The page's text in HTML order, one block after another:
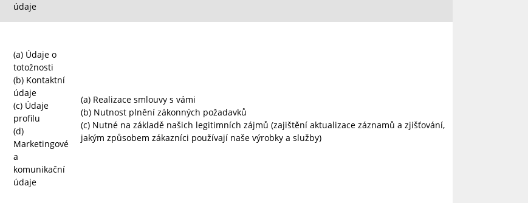
údaje
(a) Údaje o
totožnosti
(b) Kontaktní
údaje
(c) Údaje
profilu
(d)
Marketingové
a
komunikační
údaje
(a) Realizace smlouvy s vámi
(b) Nutnost plnění zákonných požadavků
(c) Nutné na základě našich legitimních zájmů (zajištění aktualizace záznamů a zjišťování,
jakým způsobem zákazníci používají naše výrobky a služby)